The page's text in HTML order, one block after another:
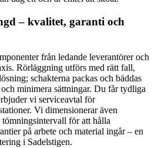
– kvalitet, garanti och
från ledande leverantörer och
Rörläggning utförs med rätt fall,
schakterna packas och bäddas
minimera sättningar. Du får tydliga
vi serviceavtal för
Vi dimensionerar även
för att hålla
på arbete och material ingår – en
i Sadelstigen.